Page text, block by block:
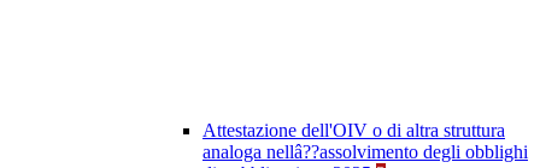
Attestazione dell'OIV o di altra struttura
analoga nellâ??assolvimento degli obblighi